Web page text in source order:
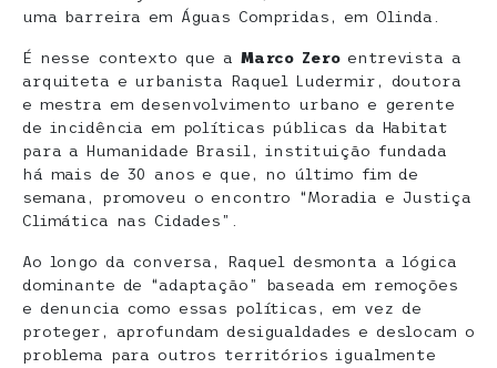
uma barreira em Águas Compridas, em Olinda.
É nesse contexto que a Marco Zeroentrevista a
arquiteta e urbanista Raquel Ludermir, doutora
e mestra em desenvolvimento urbano e gerente
de incidência em políticas públicas da Habitat
para a Humanidade Brasil, instituição fundada
há mais de 30 anos e que, no último fim de
semana, promoveu o encontro “Moradia e Justiça
Climática nas Cidades”.
Ao longo da conversa, Raquel desmonta a lógica
dominante de “adaptação” baseada em remoções
e denuncia como essas políticas, em vez de
proteger, aprofundam desigualdades e deslocam o
problema para outros territórios igualmente